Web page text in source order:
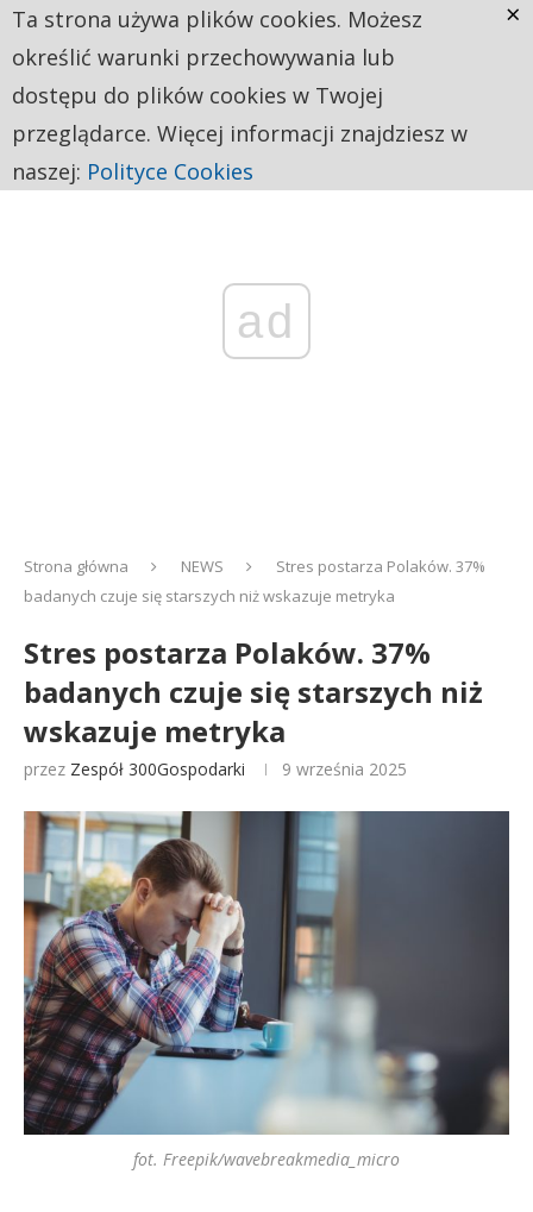
ad
Strona główna NEWS
Stres postarza Polaków. 37%
badanych czuje się starszych niż wskazuje metryka
Stres postarza Polaków. 37%
badanych czuje się starszych niż
wskazuje metryka
przez Zespół 300Gospodarki 9 września 2025
fot. Freepik/wavebreakmedia_micro
Ta strona używa plików cookies. Możesz
określić warunki przechowywania lub
dostępu do plików cookies w Twojej
przeglądarce. Więcej informacji znajdziesz w
naszej: Polityce Cookies
×